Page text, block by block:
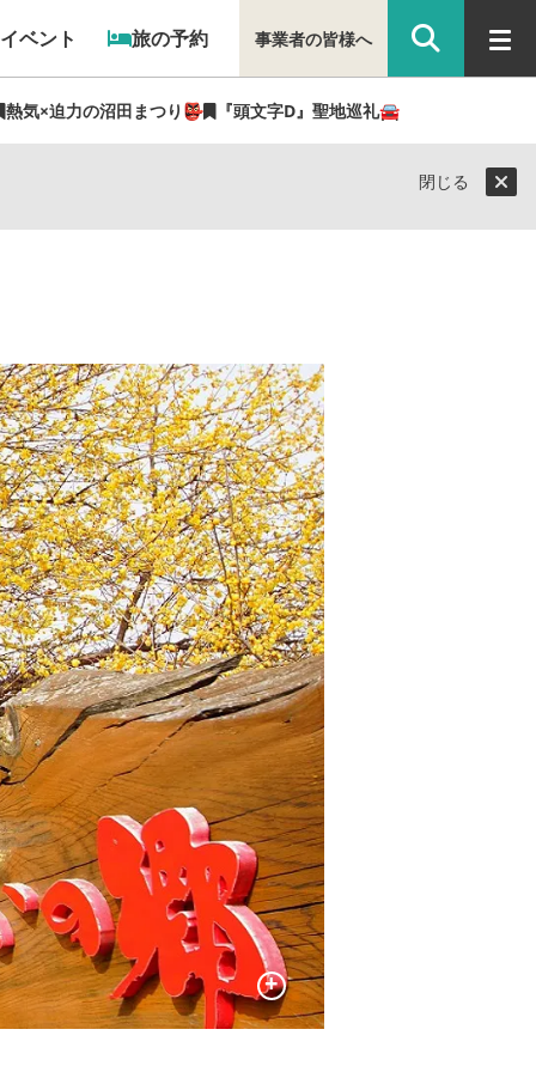
イベント 旅の予約
熱気×迫力の沼田まつり👺 『頭文字D』聖地巡礼🚘
事業者の皆様へ
閉じる